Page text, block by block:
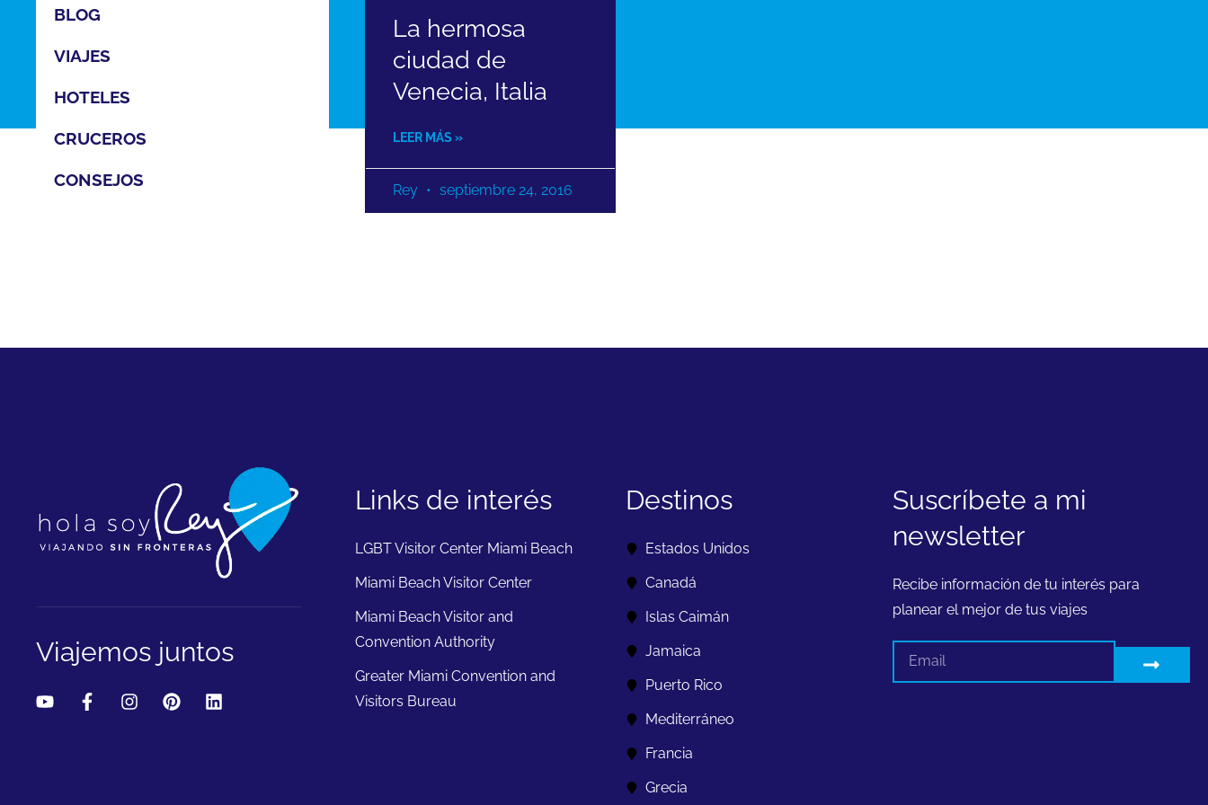
BLOG
VIAJES
HOTELES
CRUCEROS
CONSEJOS
La hermosa
ciudad de
Venecia, Italia
LEER MÁS »
Rey septiembre 24, 2016
Viajemos juntos
Links de interés
LGBT Visitor Center Miami Beach
Miami Beach Visitor Center
Miami Beach Visitor and
Convention Authority
Greater Miami Convention and
Visitors Bureau
Destinos
Estados Unidos
Canadá
Islas Caimán
Jamaica
Puerto Rico
Mediterráneo
Francia
Grecia
Suscríbete a mi
newsletter
Recibe información de tu interés para
planear el mejor de tus viajes